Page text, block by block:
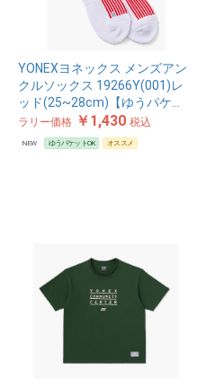
YONEXヨネックス メンズアン
クルソックス 19266Y(001)レ
ッド(25~28cm)【ゆうパケ…
ラリー価格 ￥1,430 税込
NEW ゆうパケットOK オススメ